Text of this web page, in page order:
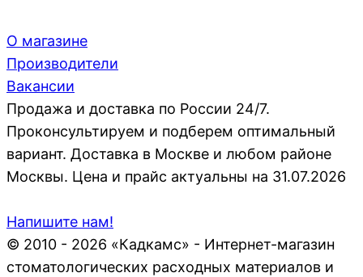
О магазине
Производители
Вакансии
Продажа и доставка по России 24/7.
Проконсультируем и подберем оптимальный
вариант. Доставка в Москве и любом районе
Москвы. Цена и прайс актуальны на 31.07.2026
Напишите нам!
© 2010 - 2026 «Кадкамс» - Интернет-магазин
стоматологических расходных материалов и